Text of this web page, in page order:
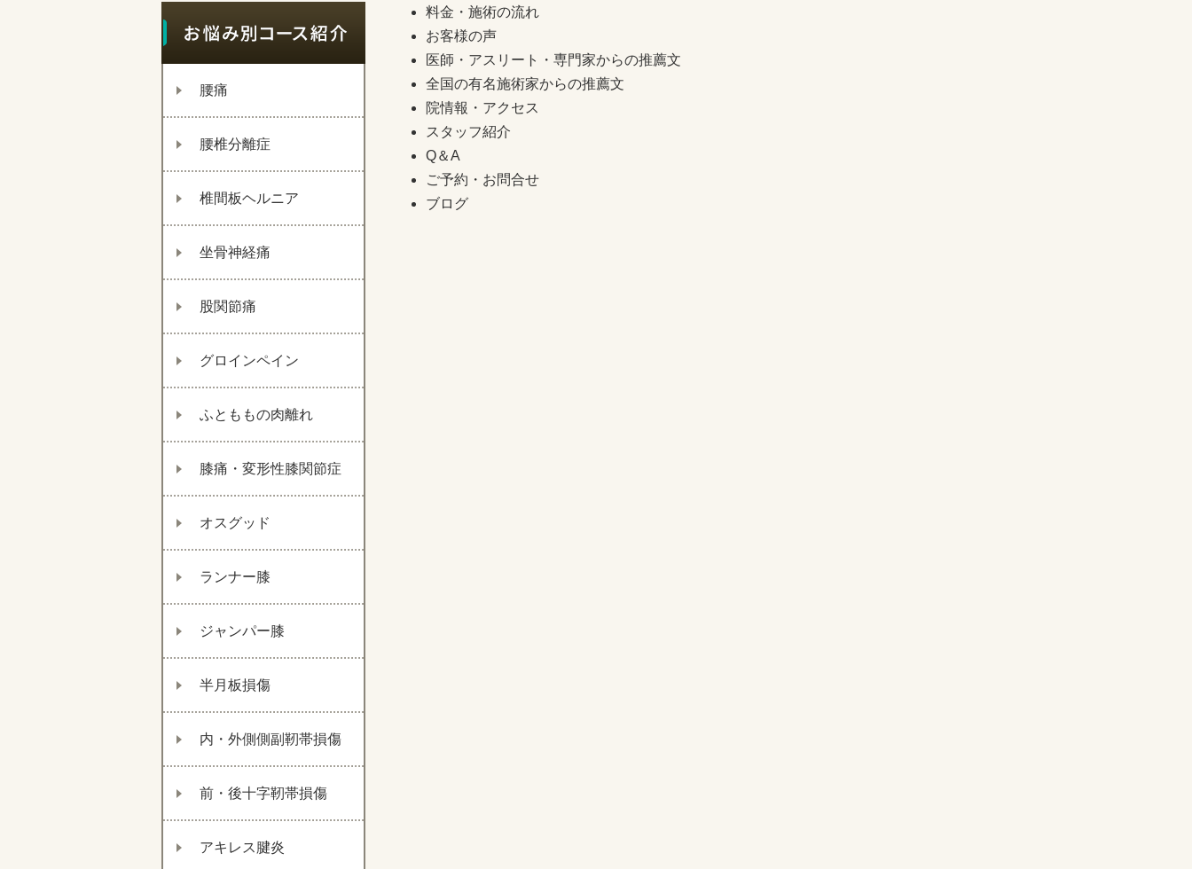
腰痛
腰椎分離症
椎間板ヘルニア
坐骨神経痛
股関節痛
グロインペイン
ふとももの肉離れ
膝痛・変形性膝関節症
オスグッド
ランナー膝
ジャンパー膝
半月板損傷
内・外側側副靭帯損傷
前・後十字靭帯損傷
アキレス腱炎
料金・施術の流れ
お客様の声
医師・アスリート・専門家からの推薦文
全国の有名施術家からの推薦文
院情報・アクセス
スタッフ紹介
Q＆A
ご予約・お問合せ
ブログ